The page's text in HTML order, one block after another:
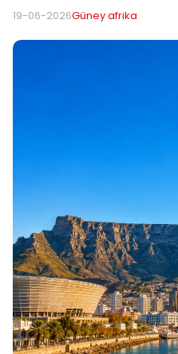
19-06-2026Güney afrika